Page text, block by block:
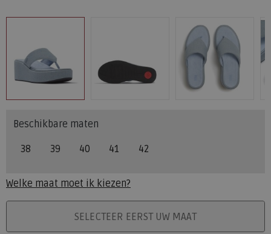
Beschikbare maten
38 39 40 41 42
Welke maat moet ik kiezen?
PLAATS IN WINKELMANDSELECTEER EERST UW MAAT